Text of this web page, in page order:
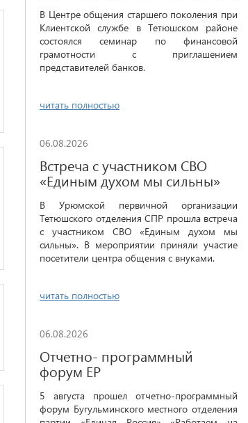
В Центре общения старшего поколения при
Клиентской службе в Тетюшском районе
состоялся семинар по финансовой
грамотности с приглашением
представителей банков.
читать полностью
06.08.2026
Встреча с участником СВО
«Единым духом мы сильны»
В Урюмской первичной организации
Тетюшского отделения СПР прошла встреча
с участником СВО «Единым духом мы
сильны». В мероприятии приняли участие
посетители центра общения с внуками.
читать полностью
06.08.2026
Отчетно- программный
форум ЕР
5 августа прошел отчетно-программный
форум Бугульминского местного отделения